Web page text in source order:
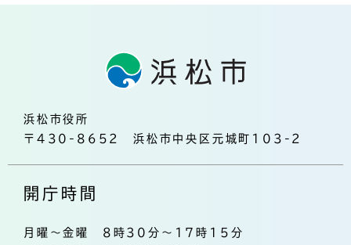
浜松市役所
〒430-8652 浜松市中央区元城町103-2
開庁時間
月曜～金曜 8時30分～17時15分